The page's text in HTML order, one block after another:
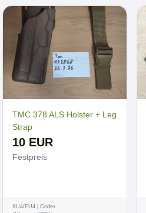
TMC 378 ALS Holster + Leg
Strap
10 EUR
Festpreis
XU4/FU4 | Codex